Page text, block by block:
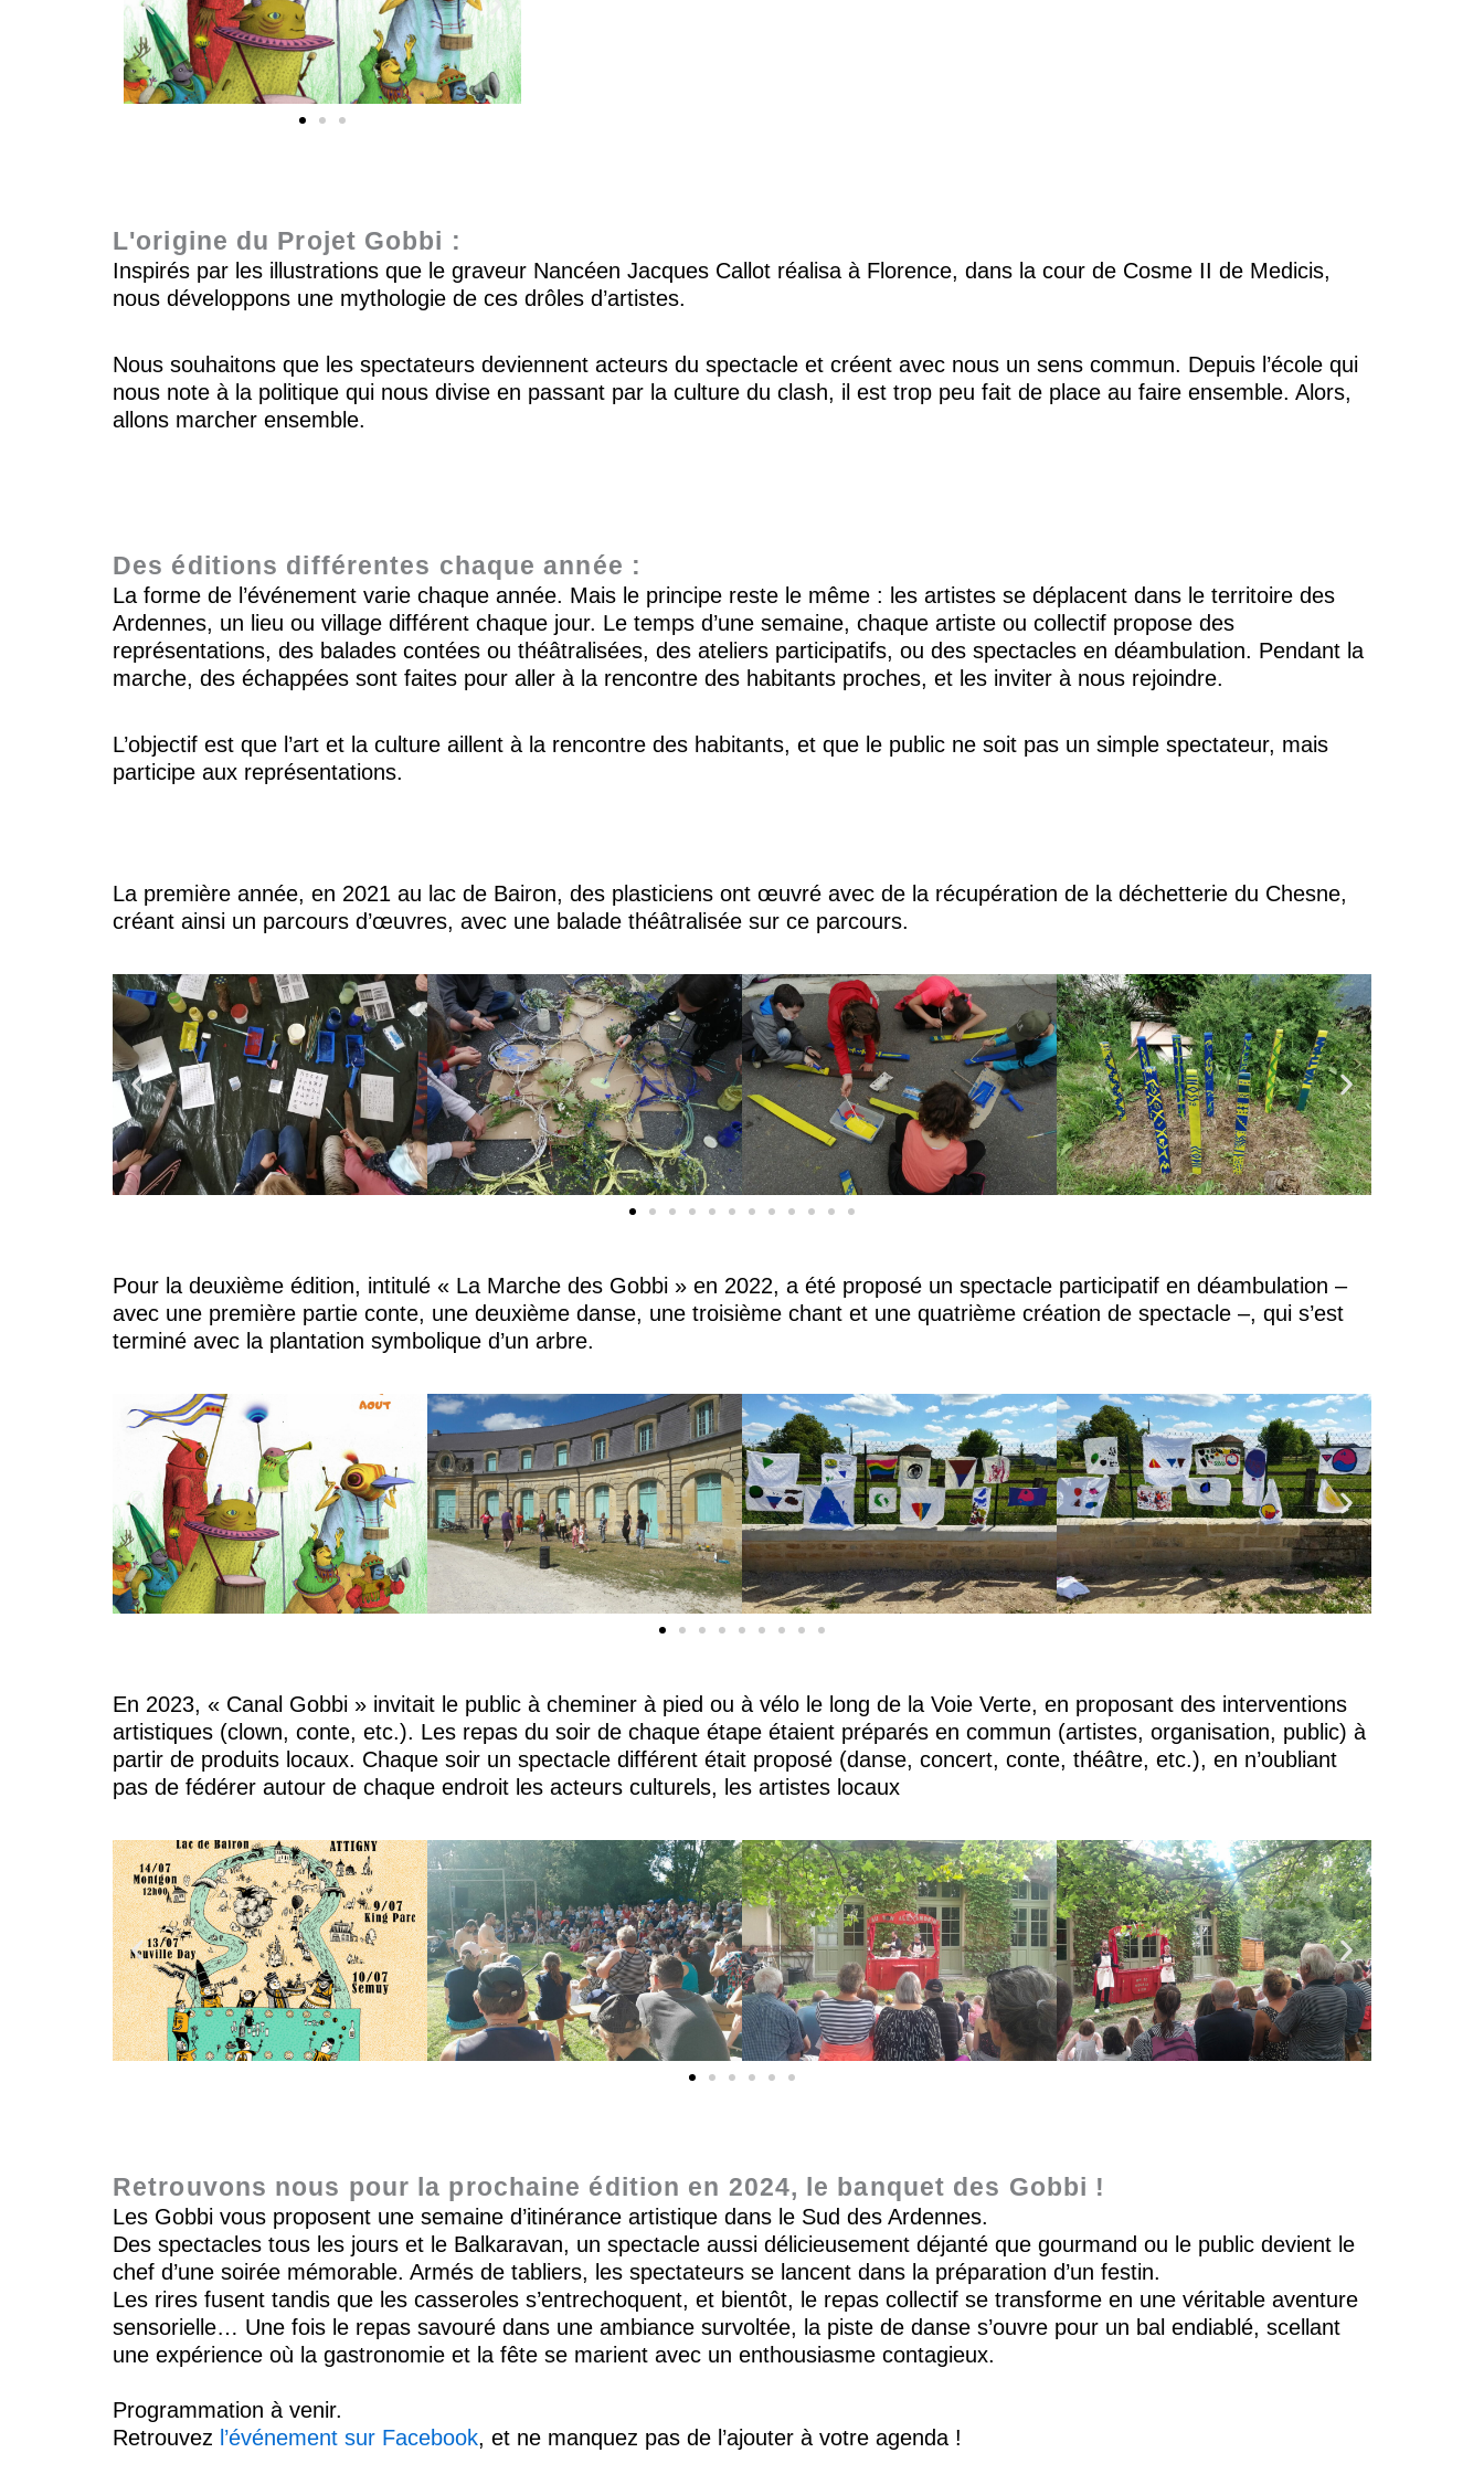
L'origine du Projet Gobbi :
Inspirés par les illustrations que le graveur Nancéen Jacques Callot réalisa à Florence, dans la cour de Cosme II de Medicis,
nous développons une mythologie de ces drôles d’artistes.
Nous souhaitons que les spectateurs deviennent acteurs du spectacle et créent avec nous un sens commun. Depuis l’école qui
nous note à la politique qui nous divise en passant par la culture du clash, il est trop peu fait de place au faire ensemble. Alors,
allons marcher ensemble.
Des éditions différentes chaque année :
La forme de l’événement varie chaque année. Mais le principe reste le même : les artistes se déplacent dans le territoire des
Ardennes, un lieu ou village différent chaque jour. Le temps d’une semaine, chaque artiste ou collectif propose des
représentations, des balades contées ou théâtralisées, des ateliers participatifs, ou des spectacles en déambulation. Pendant la
marche, des échappées sont faites pour aller à la rencontre des habitants proches, et les inviter à nous rejoindre.
L’objectif est que l’art et la culture aillent à la rencontre des habitants, et que le public ne soit pas un simple spectateur, mais
participe aux représentations.
La première année, en 2021 au lac de Bairon, des plasticiens ont œuvré avec de la récupération de la déchetterie du Chesne,
créant ainsi un parcours d’œuvres, avec une balade théâtralisée sur ce parcours.
Pour la deuxième édition, intitulé « La Marche des Gobbi » en 2022, a été proposé un spectacle participatif en déambulation –
avec une première partie conte, une deuxième danse, une troisième chant et une quatrième création de spectacle –, qui s’est
terminé avec la plantation symbolique d’un arbre.
En 2023, « Canal Gobbi » invitait le public à cheminer à pied ou à vélo le long de la Voie Verte, en proposant des interventions
artistiques (clown, conte, etc.). Les repas du soir de chaque étape étaient préparés en commun (artistes, organisation, public) à
partir de produits locaux. Chaque soir un spectacle différent était proposé (danse, concert, conte, théâtre, etc.), en n’oubliant
pas de fédérer autour de chaque endroit les acteurs culturels, les artistes locaux
Retrouvons nous pour la prochaine édition en 2024, le banquet des Gobbi !
Les Gobbi vous proposent une semaine d’itinérance artistique dans le Sud des Ardennes.
Des spectacles tous les jours et le Balkaravan, un spectacle aussi délicieusement déjanté que gourmand ou le public devient le
chef d’une soirée mémorable. Armés de tabliers, les spectateurs se lancent dans la préparation d’un festin.
Les rires fusent tandis que les casseroles s’entrechoquent, et bientôt, le repas collectif se transforme en une véritable aventure
sensorielle… Une fois le repas savouré dans une ambiance survoltée, la piste de danse s’ouvre pour un bal endiablé, scellant
une expérience où la gastronomie et la fête se marient avec un enthousiasme contagieux.
Programmation à venir.
Retrouvez l’événement sur Facebook, et ne manquez pas de l’ajouter à votre agenda !